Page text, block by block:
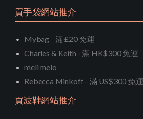
買手袋網站推介
Mybag - 滿 £20 免運
Charles & Keith - 滿 HK$300 免運
meli melo
Rebecca Minkoff - 滿 US$300 免運
買波鞋網站推介